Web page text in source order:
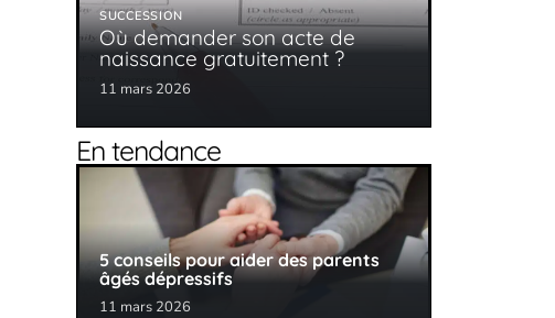
SUCCESSION
Où demander son acte de
naissance gratuitement ?
11 mars 2026
En tendance
5 conseils pour aider des parents
âgés dépressifs
11 mars 2026